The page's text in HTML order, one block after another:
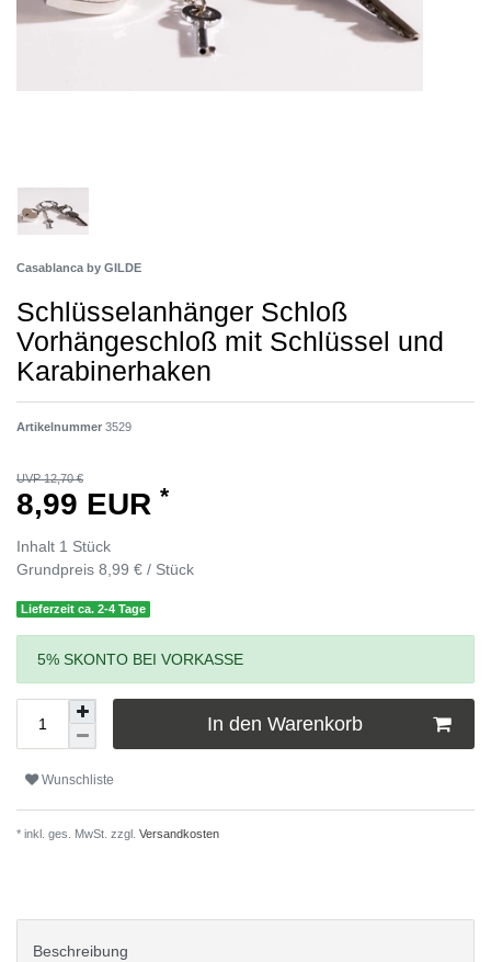
Casablanca by GILDE
Schlüsselanhänger Schloß
Vorhängeschloß mit Schlüssel und
Karabinerhaken
Artikelnummer 3529
UVP 12,70 €
8,99 EUR *
Inhalt 1 Stück
Grundpreis 8,99 € / Stück
Lieferzeit ca. 2-4 Tage
5% SKONTO BEI VORKASSE
In den Warenkorb
Wunschliste
* inkl. ges. MwSt. zzgl. Versandkosten
Beschreibung